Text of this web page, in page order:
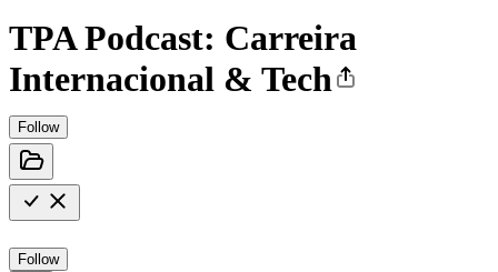
TPA Podcast: Carreira
Internacional & Tech
Follow
Follow